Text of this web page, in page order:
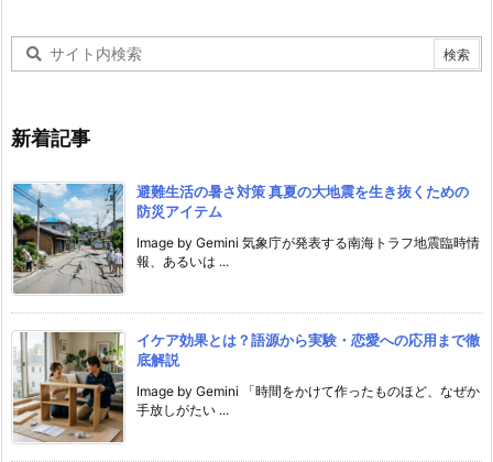
新着記事
避難生活の暑さ対策 真夏の大地震を生き抜くための
防災アイテム
Image by Gemini 気象庁が発表する南海トラフ地震臨時情
報、あるいは ...
イケア効果とは？語源から実験・恋愛への応用まで徹
底解説
Image by Gemini 「時間をかけて作ったものほど、なぜか
手放しがたい ...